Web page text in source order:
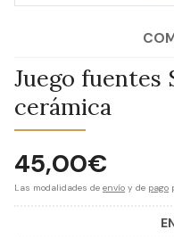
Juego fuentes
cerámica
45,00€
Las modalidades de envío y de pago